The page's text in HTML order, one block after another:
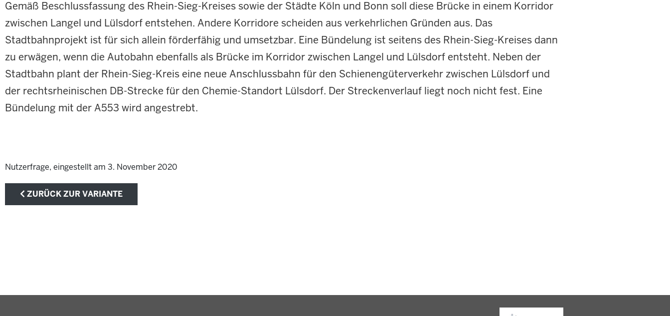
Gemäß Beschlussfassung des Rhein-Sieg-Kreises sowie der Städte Köln und Bonn soll diese Brücke in einem Korridor
zwischen Langel und Lülsdorf entstehen. Andere Korridore scheiden aus verkehrlichen Gründen aus. Das
Stadtbahnprojekt ist für sich allein förderfähig und umsetzbar. Eine Bündelung ist seitens des Rhein-Sieg-Kreises dann
zu erwägen, wenn die Autobahn ebenfalls als Brücke im Korridor zwischen Langel und Lülsdorf entsteht. Neben der
Stadtbahn plant der Rhein-Sieg-Kreis eine neue Anschlussbahn für den Schienengüterverkehr zwischen Lülsdorf und
der rechtsrheinischen DB-Strecke für den Chemie-Standort Lülsdorf. Der Streckenverlauf liegt noch nicht fest. Eine
Bündelung mit der A553 wird angestrebt.
Nutzerfrage, eingestellt am 3. November 2020
ZURÜCK ZUR VARIANTE